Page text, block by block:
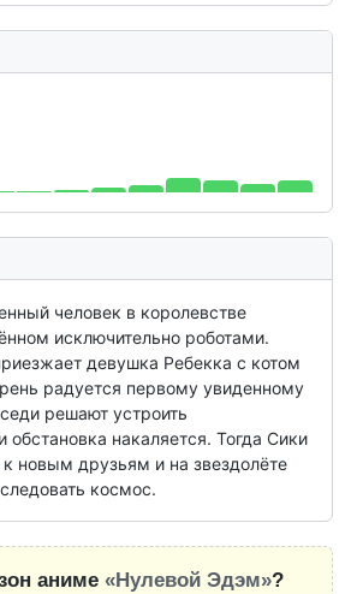
человек в королевстве
исключительно роботами.
девушка Ребекка с котом
радуется первому увиденному
решают устроить
обстановка накаляется. Тогда Сики
к новым друзьям и на звездолёте
космос.
аниме «Нулевой Эдэм»?